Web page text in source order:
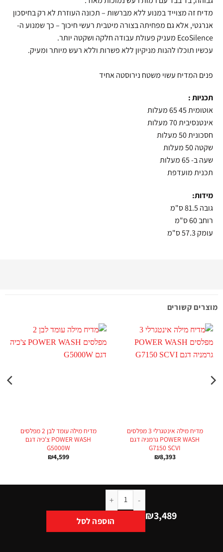
מדיח זה מצוייד במנוע ללא מברשות – תכונה העוזרת לא רק בחיסכון
אנרגטי, אלא גם מפחיתה בצורה מיטבית רעשי חיכוך – כך שמנוע ה-
EcoSilence מעניק פעולת עבודה חלקה ושקטה יותר.
עכשיו תוכלו להנות מניקיון ללא פשרות וללא רעש מיותר ומעיק.
פנים המדיח עשוי משטח נירוסטה אחיד
תכניות :
אוטומית 45 65 מעלות
אינטנסיבית 70 מעלות
חסכונית 50 מעלות
שקטה 50 מעלות
שעה ב- 65 מעלות
תכנית מועדפת
מידות:
גובה 81.5 ס"מ
רוחב 60 ס"מ
עומק 57.3 ס"מ
מוצרים קשורים
מדיח מילה אינטגרלי 3 מפלסים
POWER WASH גרמניה דגם
G7150 SCVI
₪8,393
מדיח מילה עומד לבן 2 מפלסים
POWER WASH צ'כיה דגם
G5000W
₪4,599
₪3,489 הוספה לסל